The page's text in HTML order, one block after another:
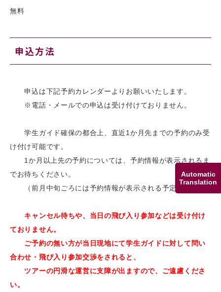
Automatic
Translation
無料
申込方法
申込は下記予約カレンダーよりお願いいたします。
※電話・メールでの申込は受け付けておりません。
学生ガイド確保の都合上、直近1か月先までの予約のみ受
け付け可能です。
1か月以上先の予約については、予約情報が表示されるま
でお待ちください。
（前月中旬ごろには予約情報が表示される予定です。）
キャンセル待ちや、当日の飛び入り参加などは受け付け
ておりません。
ご予約の無い方が当日現地にて学生ガイドに対して問い
合わせ・飛び入り参加交渉をされると、
ツアーの円滑な運営に支障が出ますので、ご遠慮くださ
い。